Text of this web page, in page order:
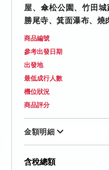
屋、傘松公園、竹田城
勝尾寺、箕面瀑布、燒
商品編號
參考出發日期
出發地
最低成行人數
機位狀況
商品評分
金額明細
含稅總額